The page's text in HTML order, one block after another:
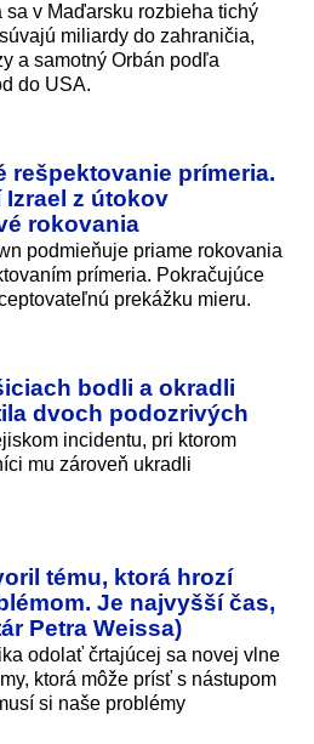
sa v Maďarsku rozbieha tichý
miliardy do zahraničia,
a samotný Orbán podľa
do USA.
rešpektovanie prímeria.
z útokov
rokovania
podmieňuje priame rokovania
prímeria. Pokračujúce
prekážku mieru.
bodli a okradli
dvoch podozrivých
incidentu, pri ktorom
mu zároveň ukradli
tému, ktorá hrozí
Je najvyšší čas,
Petra Weissa)
odolať črtajúcej sa novej vlne
ktorá môže prísť s nástupom
si naše problémy